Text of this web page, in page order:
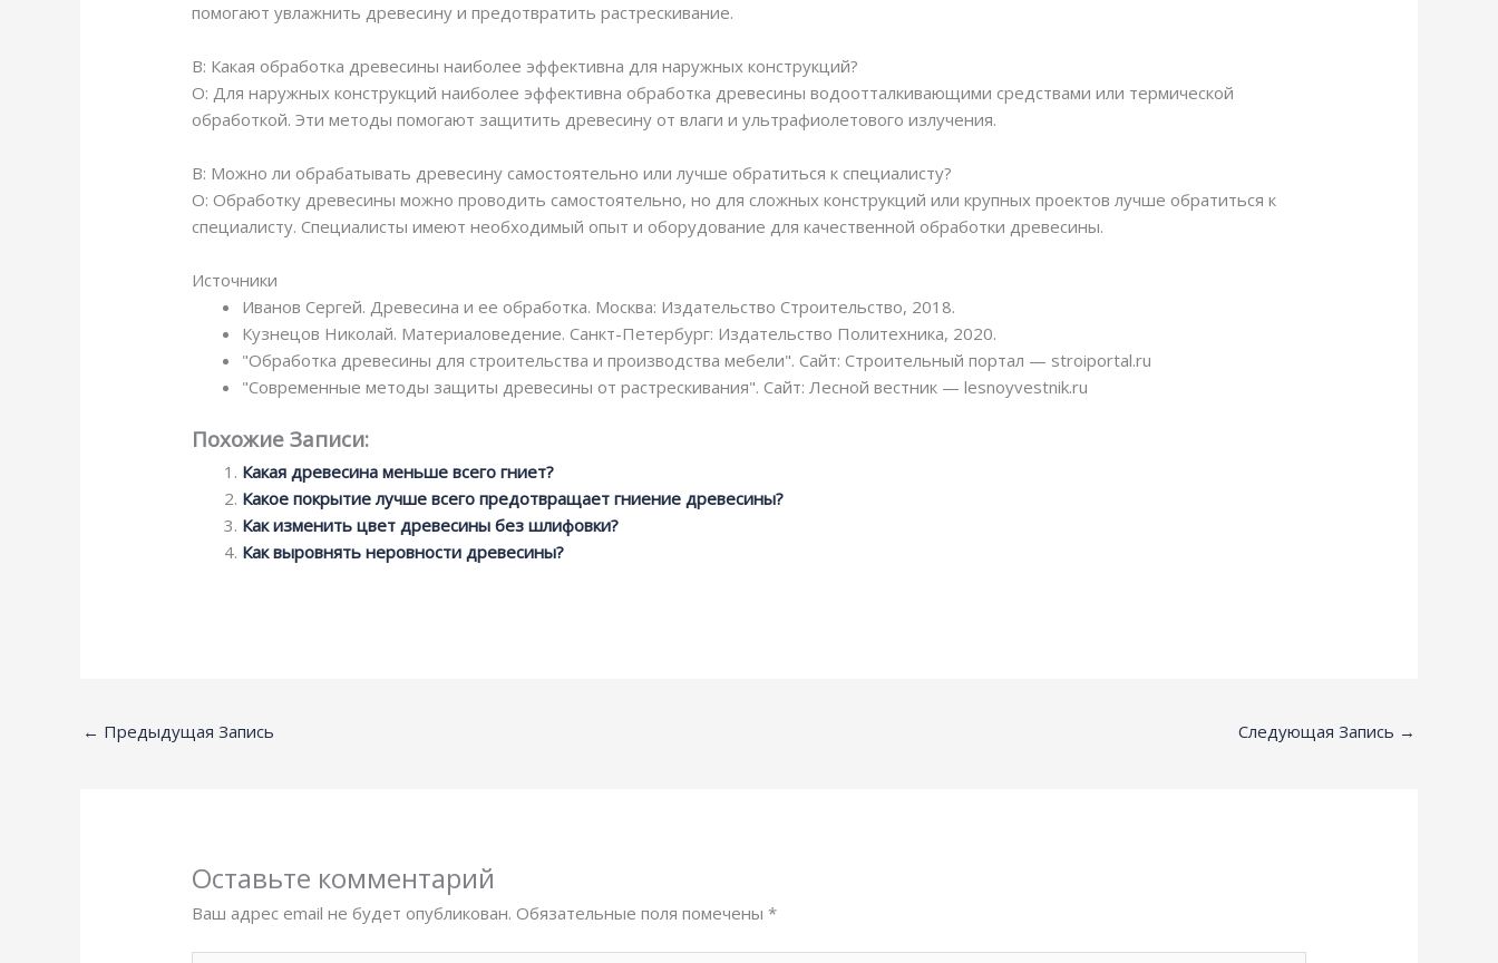
помогают увлажнить древесину и предотвратить растрескивание.
В: Какая обработка древесины наиболее эффективна для наружных конструкций?
О: Для наружных конструкций наиболее эффективна обработка древесины водоотталкивающими средствами или термической
обработкой. Эти методы помогают защитить древесину от влаги и ультрафиолетового излучения.
В: Можно ли обрабатывать древесину самостоятельно или лучше обратиться к специалисту?
О: Обработку древесины можно проводить самостоятельно, но для сложных конструкций или крупных проектов лучше обратиться к
специалисту. Специалисты имеют необходимый опыт и оборудование для качественной обработки древесины.
Источники
Иванов Сергей. Древесина и ее обработка. Москва: Издательство Строительство, 2018.
Кузнецов Николай. Материаловедение. Санкт-Петербург: Издательство Политехника, 2020.
"Обработка древесины для строительства и производства мебели". Сайт: Строительный портал — stroiportal.ru
"Современные методы защиты древесины от растрескивания". Сайт: Лесной вестник — lesnoyvestnik.ru
Похожие Записи:
Какая древесина меньше всего гниет?
Какое покрытие лучше всего предотвращает гниение древесины?
Как изменить цвет древесины без шлифовки?
Как выровнять неровности древесины?
← Предыдущая Запись Следующая Запись →
Оставьте комментарий
Ваш адрес email не будет опубликован. Обязательные поля помечены*